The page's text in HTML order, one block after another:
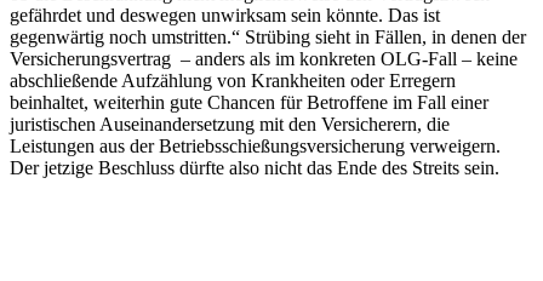
gefährdet und deswegen unwirksam sein könnte. Das ist
gegenwärtig noch umstritten.“ Strübing sieht in Fällen, in denen der
Versicherungsvertrag – anders als im konkreten OLG-Fall – keine
abschließende Aufzählung von Krankheiten oder Erregern
beinhaltet, weiterhin gute Chancen für Betroffene im Fall einer
juristischen Auseinandersetzung mit den Versicherern, die
Leistungen aus der Betriebsschießungsversicherung verweigern.
Der jetzige Beschluss dürfte also nicht das Ende des Streits sein.